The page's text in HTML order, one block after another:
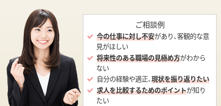
ご相談例
今の仕事に対し不安があり、客観的な意
見がほしい
将来性のある職場の見極め方がわから
ない
自分の経験や適正、現状を振り返りたい
求人を比較するためのポイントが知り
たい